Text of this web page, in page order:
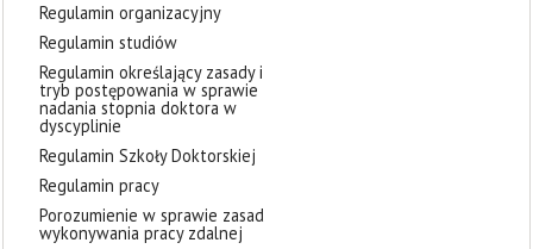
Regulamin organizacyjny
Regulamin studiów
Regulamin określający zasady i
tryb postępowania w sprawie
nadania stopnia doktora w
dyscyplinie
Regulamin Szkoły Doktorskiej
Regulamin pracy
Porozumienie w sprawie zasad
wykonywania pracy zdalnej